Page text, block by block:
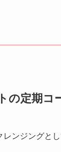
の定期コ
ンジングとし